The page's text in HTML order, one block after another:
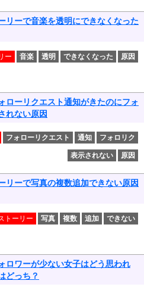
リーで音楽を透明にできなくなった
ー 音楽 透明 できなくなった 原因
ローリクエスト通知がきたのにフォ
れない原因
フォローリクエスト 通知 フォロリク
表示されない 原因
リーで写真の複数追加できない原因
トーリー 写真 複数 追加 できない
ロワーが少ない女子はどう思われ
どっち？